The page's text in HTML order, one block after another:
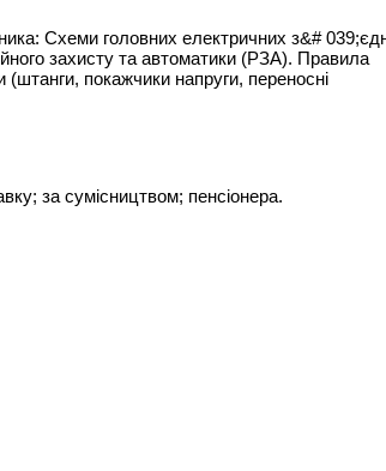
Схеми головних електричних з&#
захисту та автоматики (РЗА). Правила
покажчики напруги, переносні
за сумісництвом; пенсіонера.